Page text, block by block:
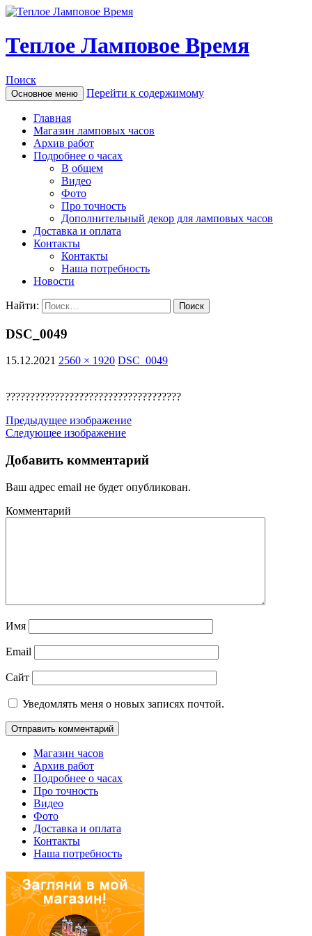
Теплое Ламповое Время
Поиск
Основное меню Перейти к содержимому
Главная
Магазин ламповых часов
Архив работ
Подробнее о часах
В общем
Видео
Фото
Про точность
Дополнительный декор для ламповых часов
Доставка и оплата
Контакты
Контакты
Наша потребность
Новости
Найти:
DSC_0049
15.12.2021 2560 × 1920 DSC_0049
????????????????????????????????????
Предыдущее изображение
Следующее изображение
Добавить комментарий
Ваш адрес email не будет опубликован.
Комментарий
Имя
Email
Сайт
Уведомлять меня о новых записях почтой.
Магазин часов
Архив работ
Подробнее о часах
Про точность
Видео
Фото
Доставка и оплата
Контакты
Наша потребность